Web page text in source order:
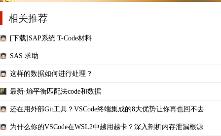
相关推荐
[下载]SAP系统 T-Code材料
SAS 求助
这样的数据如何进行处理？
最新·熵平衡匹配法code和数据
还在用外部Git工具？VSCode终端集成的8大优势让你再也回不去
为什么你的VSCode在WSL2中越用越卡？深入剖析内存泄漏根源